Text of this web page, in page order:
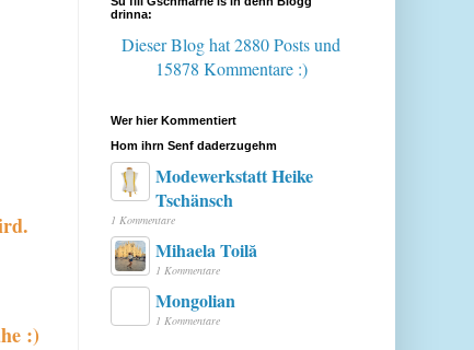
:)
drinna:
Dieser Blog hat 2880 Postsund
15878 Kommentare :)
Wer hier Kommentiert
Hom ihrn Senf daderzugehm
Modewerkstatt Heike
Tschänsch
1 Kommentare
Mihaela Toilă
1 Kommentare
Mongolian
1 Kommentare